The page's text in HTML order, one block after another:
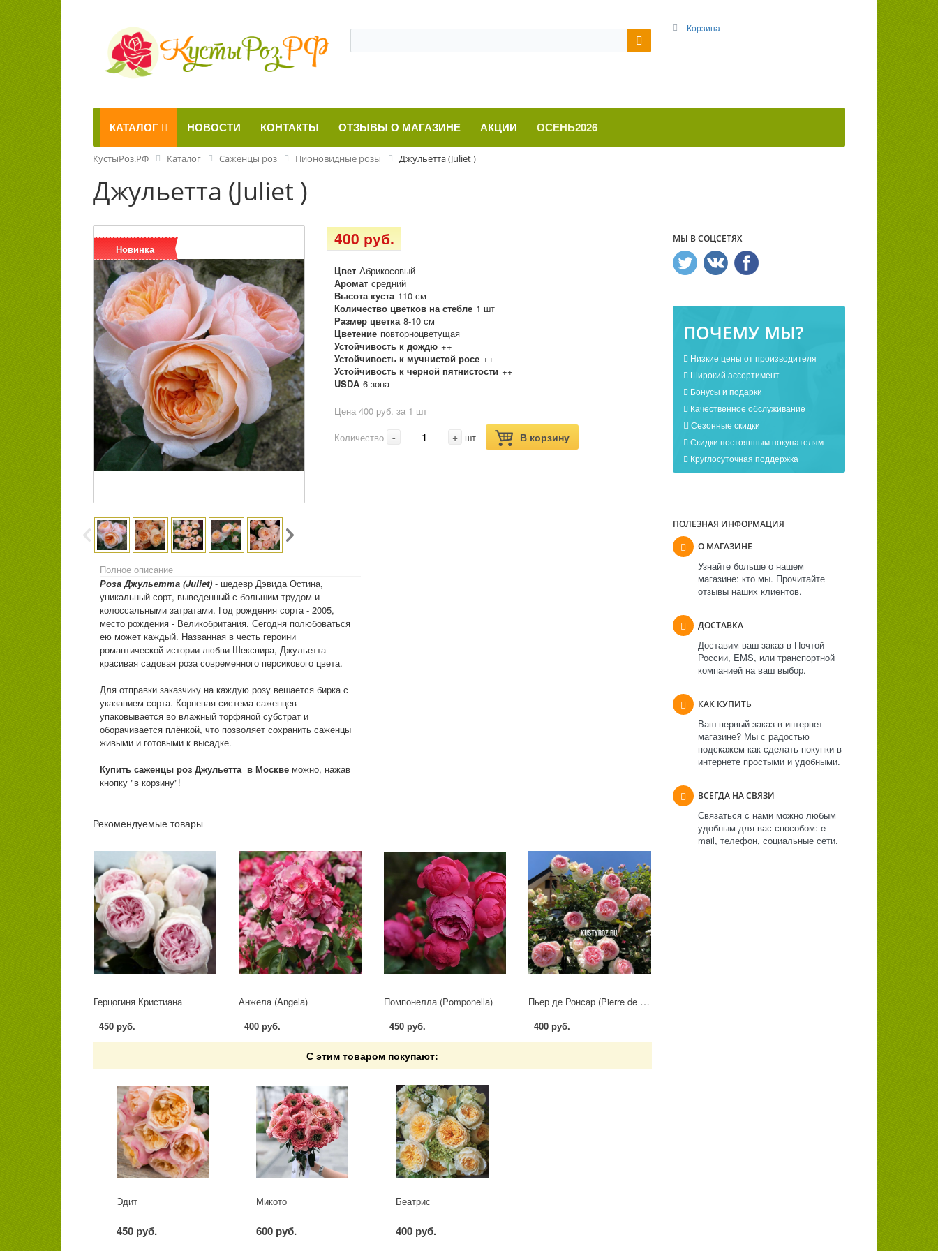
Корзина
КАТАЛОГ НОВОСТИ КОНТАКТЫ ОТЗЫВЫ О МАГАЗИНЕ АКЦИИ ОСЕНЬ2026
КустыРоз.РФ Каталог Саженцы роз Пионовидные розы Джульетта (Juliet )
Джульетта (Juliet )
Новинка
400 руб.
Цвет Абрикосовый
Аромат средний
Высота куста 110 см
Количество цветков на стебле 1 шт
Размер цветка 8-10 см
Цветение повторноцветущая
Устойчивость к дождю ++
Устойчивость к мучнистой росе ++
Устойчивость к черной пятнистости ++
USDA 6 зона
Цена 400 руб. за 1 шт
Количество
- + шт В корзину
Полное описание
Роза Джульетта (Juliet) - шедевр Дэвида Остина,
уникальный сорт, выведенный с большим трудом и
колоссальными затратами. Год рождения сорта - 2005,
место рождения - Великобритания. Сегодня полюбоваться
ею может каждый. Названная в честь героини
романтической истории любви Шекспира, Джульетта -
красивая садовая роза современного персикового цвета.
Для отправки заказчику на каждую розу вешается бирка с
указанием сорта. Корневая система саженцев
упаковывается во влажный торфяной субстрат и
оборачивается плёнкой, что позволяет сохранить саженцы
живыми и готовыми к высадке.
Купить саженцы роз Джульетта в Москве можно, нажав
кнопку "в корзину"!
Рекомендуемые товары
Герцогиня Кристиана
450 руб.
Анжела (Angela)
400 руб.
Помпонелла (Pomponella)
450 руб.
Пьер де Ронсар (Pierre de Ronsard)
400 руб.
С этим товаром покупают:
Эдит
450 руб.
Микото
600 руб.
Беатрис
400 руб.
МЫ В СОЦСЕТЯХ
ПОЧЕМУ МЫ?
Низкие цены от производителя
Широкий ассортимент
Бонусы и подарки
Качественное обслуживание
Сезонные скидки
Скидки постоянным покупателям
Круглосуточная поддержка
ПОЛЕЗНАЯ ИНФОРМАЦИЯ
О МАГАЗИНЕ
Узнайте больше о нашем
магазине: кто мы. Прочитайте
отзывы наших клиентов.
ДОСТАВКА
Доставим ваш заказ в Почтой
России, EMS, или транспортной
компанией на ваш выбор.
КАК КУПИТЬ
Ваш первый заказ в интернет-
магазине? Мы с радостью
подскажем как сделать покупки в
интернете простыми и удобными.
ВСЕГДА НА СВЯЗИ
Связаться с нами можно любым
удобным для вас способом: e-
mail, телефон, социальные сети.